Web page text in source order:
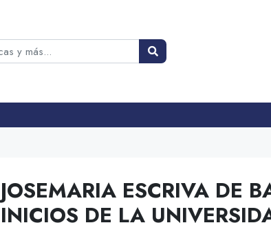
JOSEMARIA ESCRIVA DE
INICIOS DE LA